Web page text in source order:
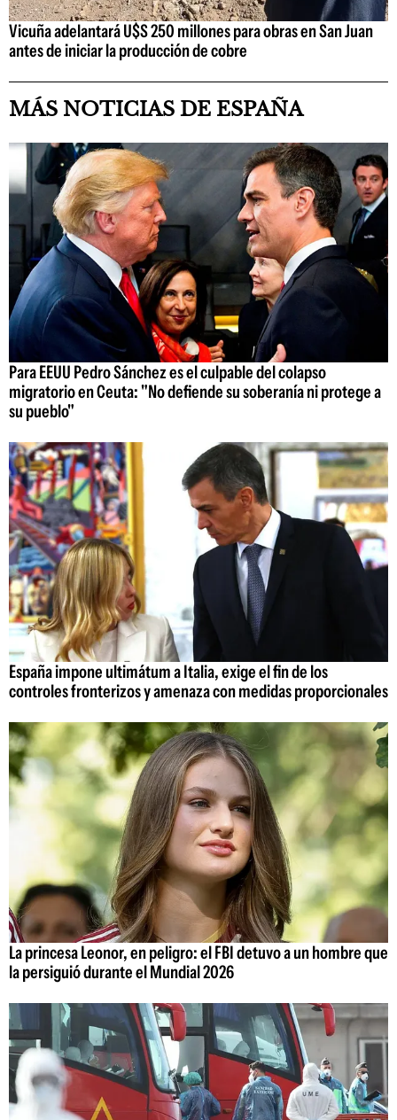
Vicuña adelantará U$S 250 millones para obras en San Juan
antes de iniciar la producción de cobre
MÁS NOTICIAS DE ESPAÑA
Para EEUU Pedro Sánchez es el culpable del colapso
migratorio en Ceuta: "No defiende su soberanía ni protege a
su pueblo"
España impone ultimátum a Italia, exige el fin de los
controles fronterizos y amenaza con medidas proporcionales
La princesa Leonor, en peligro: el FBI detuvo a un hombre que
la persiguió durante el Mundial 2026